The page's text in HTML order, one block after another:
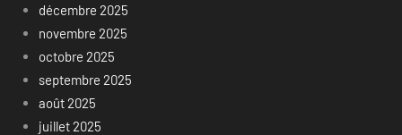
décembre 2025
novembre 2025
octobre 2025
septembre 2025
août 2025
juillet 2025